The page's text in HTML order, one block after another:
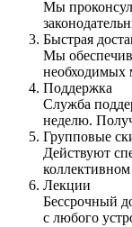
Мы
Быстрая
Мы
необходимых
Поддержка
Служба
неделю.
Групповые
Действуют
Лекции
Бессрочный
с любого